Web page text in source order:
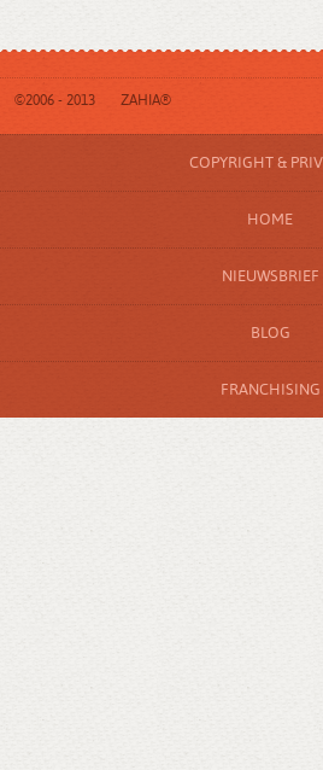
©2006 - 2013 ZAHIA®
COPYRIGHT &
HOME
NIEUWSBRIEF
BLOG
FRANCHISING